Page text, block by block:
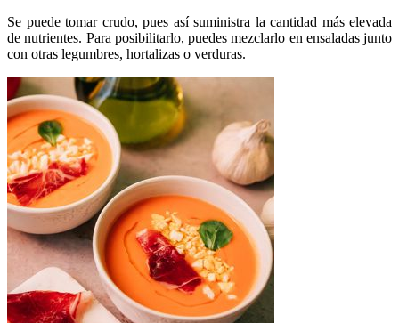
Se puede tomar crudo, pues así suministra la cantidad más elevada
de nutrientes. Para posibilitarlo, puedes mezclarlo en ensaladas junto
con otras legumbres, hortalizas o verduras.